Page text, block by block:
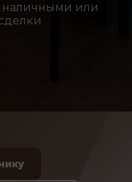
наличными или